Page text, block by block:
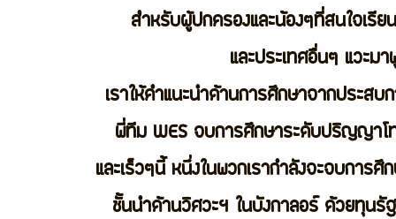
สำหรับผู้ปกครองและน้องๆที่สนใจเรีย
และประเทศอื่นๆ แวะม
เราให้คำแนะนำด้านการศึกษาจากประส
พี่ทีม WES จบการศึกษาระดับปริญญาโท
และเร็วๆนี้ หนึ่งในพวกเรากำลังจะจบกา
ชั้นนำด้านวิศวะฯ ในบังกาลอร์ ด้วยทุนรั